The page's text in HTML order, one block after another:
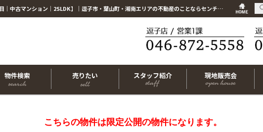
こちらは会員物件です【im-320117｜横須賀市根岸町4丁目｜中古マンション｜2SLDK】｜逗子市・葉山町・湘南エリアの不動産のことならセンチュリー21リビングライフにお任せください！
物件検索 売りたい スタッフ紹介 現地販売会
こちらの物件は限定公開の物件になります。